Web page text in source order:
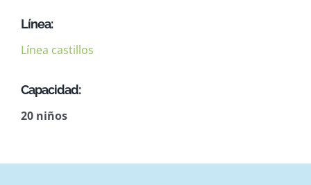
Línea:
Línea castillos
Capacidad:
20 niños